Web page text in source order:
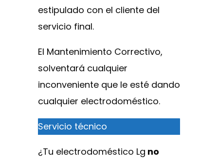
estipulado con el cliente del
servicio final.
El Mantenimiento Correctivo,
solventará cualquier
inconveniente que le esté dando
cualquier electrodoméstico.
Servicio técnico
¿Tu electrodoméstico Lg no